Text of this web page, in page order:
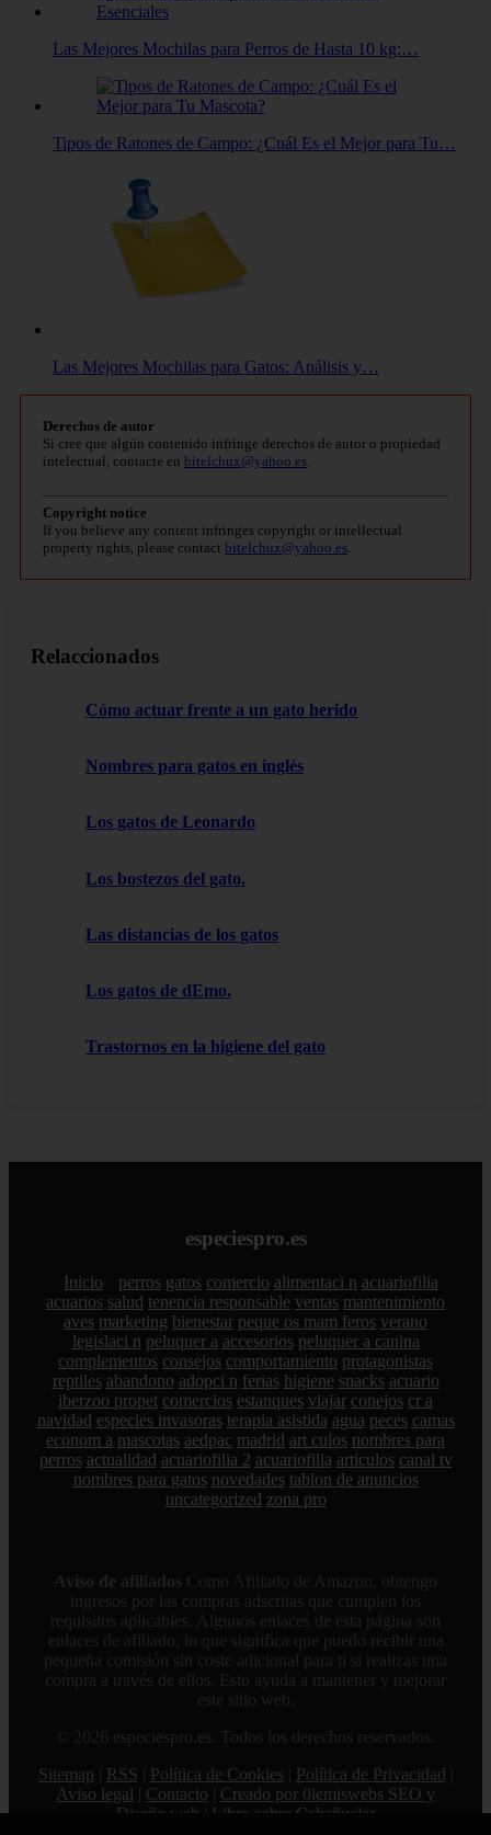
Las Mejores Mochilas para Perros de Hasta 10 kg:…
Tipos de Ratones de Campo: ¿Cuál Es el Mejor para Tu…
Las Mejores Mochilas para Gatos: Análisis y…
Derechos de autor
Si cree que algún contenido infringe derechos de autor o propiedad
intelectual, contacte en bitelchux@yahoo.es.
Copyright notice
If you believe any content infringes copyright or intellectual
property rights, please contact bitelchux@yahoo.es.
Relaccionados
Cómo actuar frente a un gato herido
Nombres para gatos en inglés
Los gatos de Leonardo
Los bostezos del gato.
Las distancias de los gatos
Los gatos de dEmo.
Trastornos en la higiene del gato
especiespro.es
Inicio perros gatos comercio alimentaci n acuariofilia
acuarios salud tenencia responsable ventas mantenimiento
aves marketing bienestar peque os mam feros verano
legislaci n peluquer a accesorios peluquer a canina
complementos consejos comportamiento protagonistas
reptiles abandono adopci n ferias higiene snacks acuario
iberzoo propet comercios estanques viajar conejos cr a
navidad especies invasoras terapia asistida agua peces camas
econom a mascotas aedpac madrid art culos nombres para
perros actualidad acuariofilia 2 acuariofilia articulos canal tv
nombres para gatos novedades tablon de anuncios
uncategorized zona pro
Aviso de afiliados Como Afiliado de Amazon, obtengo
ingresos por las compras adscritas que cumplen los
requisitos aplicables. Algunos enlaces de esta página son
enlaces de afiliado, lo que significa que puedo recibir una
pequeña comisión sin coste adicional para ti si realizas una
compra a través de ellos. Esto ayuda a mantener y mejorar
este sitio web.
© 2026 especiespro.es. Todos los derechos reservados.
Sitemap
RSS Política de Cookies Política de Privacidad
Aviso legal
Contacto
Creado por 0lemiswebs SEO y
Diseño web
Libro sobre Cabañuelas